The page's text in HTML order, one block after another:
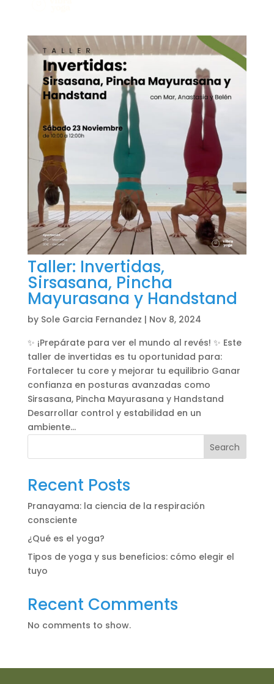
Taller: Invertidas,
Sirsasana, Pincha
Mayurasana y Handstand
by Sole Garcia Fernandez | Nov 8, 2024
✨ ¡Prepárate para ver el mundo al revés! ✨ Este
taller de invertidas es tu oportunidad para:
Fortalecer tu core y mejorar tu equilibrio Ganar
confianza en posturas avanzadas como
Sirsasana, Pincha Mayurasana y Handstand
Desarrollar control y estabilidad en un
ambiente...
Search
Recent Posts
Pranayama: la ciencia de la respiración
consciente
¿Qué es el yoga?
Tipos de yoga y sus beneficios: cómo elegir el
tuyo
Recent Comments
No comments to show.